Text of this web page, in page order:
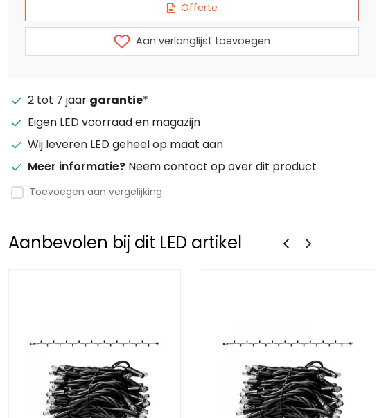
Offerte
Aan verlanglijst toevoegen
2 tot 7 jaar garantie*
Eigen LED voorraad en magazijn
Wij leveren LED geheel op maat aan
Meer informatie? Neem contact op over dit product
Toevoegen aan vergelijking
Aanbevolen bij dit LED artikel